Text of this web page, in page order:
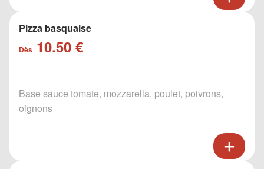
Pizza basquaise
Dès 10.50 €
Base sauce tomate, mozzarella, poulet, poivrons,
oignons